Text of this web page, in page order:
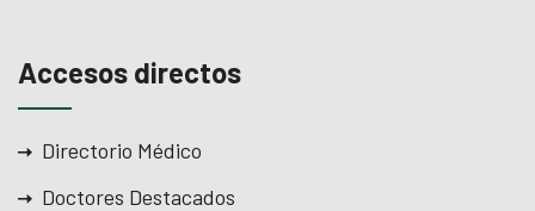
Accesos directos
Directorio Médico
Doctores Destacados